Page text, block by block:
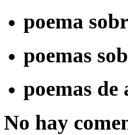
poema
poemas
poemas
No hay